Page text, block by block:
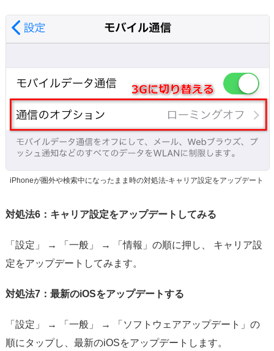
iPhoneが圏外や検索中になったまま時の対処法-キャリア設定をアップデート
対処法6：キャリア設定をアップデートしてみる
「設定」 → 「一般」 → 「情報」の順に押し、 キャリア設
定をアップデートしてみます。
対処法7：最新のiOSをアップデートする
「設定」 → 「一般」 → 「ソフトウェアアップデート」の
順にタップし、最新のiOSをアップデートします。